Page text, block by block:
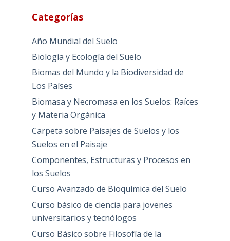
Categorías
Año Mundial del Suelo
Biología y Ecología del Suelo
Biomas del Mundo y la Biodiversidad de
Los Países
Biomasa y Necromasa en los Suelos: Raíces
y Materia Orgánica
Carpeta sobre Paisajes de Suelos y los
Suelos en el Paisaje
Componentes, Estructuras y Procesos en
los Suelos
Curso Avanzado de Bioquímica del Suelo
Curso básico de ciencia para jovenes
universitarios y tecnólogos
Curso Básico sobre Filosofía de la